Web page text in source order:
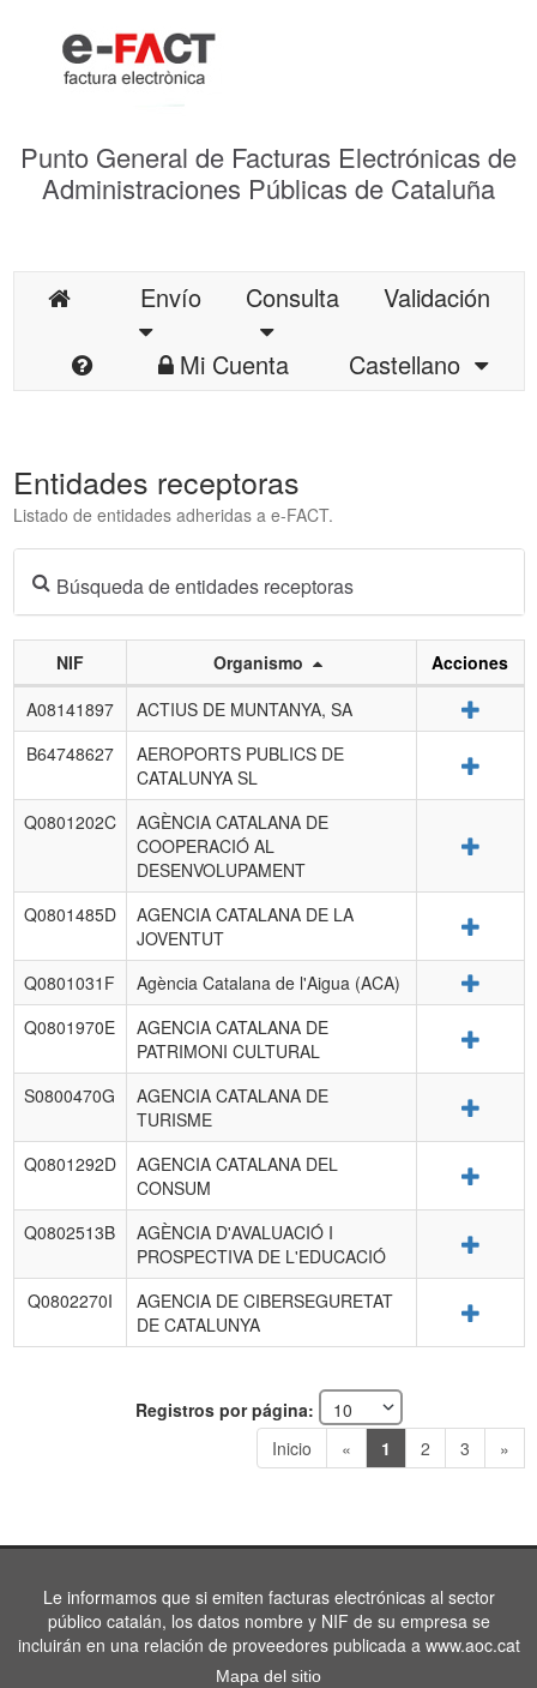
Punto General de Facturas Electrónicas de
Administraciones Públicas de Cataluña
Envío Consulta
Validación
Mi Cuenta
Castellano
Entidades receptoras
Listado de entidades adheridas a e-FACT.
Búsqueda de entidades receptoras
Listado
de
entidades
NIF Organismo
Acciones
A08141897
ACTIUS DE MUNTANYA, SA
B64748627
AEROPORTS PUBLICS DE
CATALUNYA SL
Q0801202C
AGÈNCIA CATALANA DE
COOPERACIÓ AL
DESENVOLUPAMENT
Q0801485D
AGENCIA CATALANA DE LA
JOVENTUT
Q0801031F Agència Catalana de l'Aigua (ACA)
Q0801970E
AGENCIA CATALANA DE
PATRIMONI CULTURAL
S0800470G
AGENCIA CATALANA DE
TURISME
Q0801292D
AGENCIA CATALANA DEL
CONSUM
Q0802513B
AGÈNCIA D'AVALUACIÓ I
PROSPECTIVA DE L'EDUCACIÓ
Q0802270I
AGENCIA DE CIBERSEGURETAT
DE CATALUNYA
Registros por página:
Inicio
« 1 2 3 »
Le informamos que si emiten facturas electrónicas al sector
público catalán, los datos nombre y NIF de su empresa se
incluirán en una relación de proveedores publicada a www.aoc.cat
Mapa del sitio